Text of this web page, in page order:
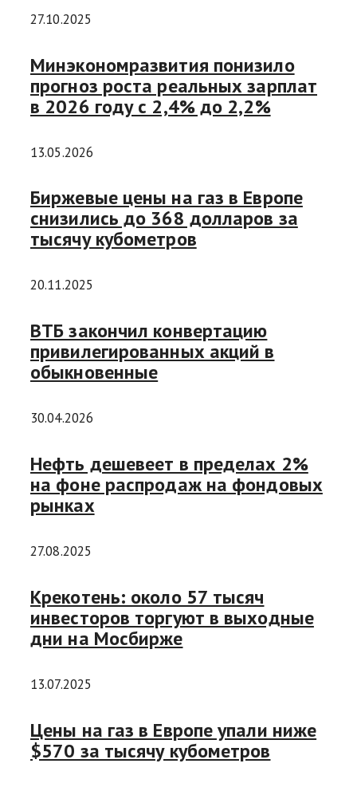
27.10.2025
Минэкономразвития понизило
прогноз роста реальных зарплат
в 2026 году с 2,4% до 2,2%
13.05.2026
Биржевые цены на газ в Европе
снизились до 368 долларов за
тысячу кубометров
20.11.2025
ВТБ закончил конвертацию
привилегированных акций в
обыкновенные
30.04.2026
Нефть дешевеет в пределах 2%
на фоне распродаж на фондовых
рынках
27.08.2025
Крекотень: около 57 тысяч
инвесторов торгуют в выходные
дни на Мосбирже
13.07.2025
Цены на газ в Европе упали ниже
$570 за тысячу кубометров